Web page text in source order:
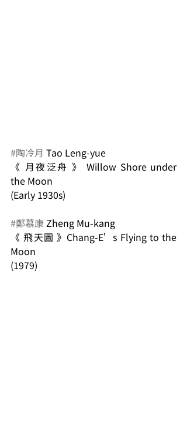
#陶冷月 Tao Leng-yue
《 月夜泛舟 》 Willow Shore under
the Moon
(Early 1930s)
#鄭慕康 Zheng Mu-kang
《 飛天圖 》Chang-E’s Flying to the
Moon
(1979)